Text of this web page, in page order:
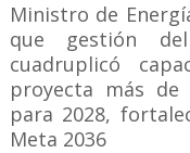
Ministro de
que gestión
cuadruplicó
proyecta más de
para 2028,
Meta 2036